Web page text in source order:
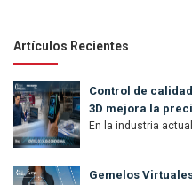
Artículos Recientes
Control de
3D mejora la
En la industria
Gemelos